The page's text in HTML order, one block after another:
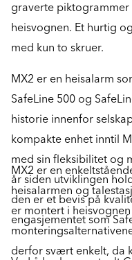
graverte
heisvognen. Et hurtig
med kun to skruer.
MX2 er en heisalarm
SafeLine 500 og
historie innenfor
kompakte enhet inntil
med sin fleksibilitet og
år siden utviklingen
den er et bevis på
engasjementet som
MX2 er en
heisalarmen og
er montert i
derfor svært enkelt, da